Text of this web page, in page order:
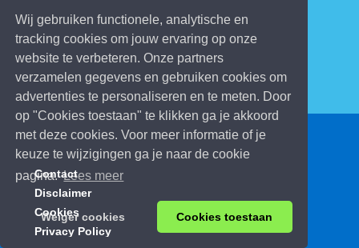
Wij gebruiken functionele, analytische en
tracking cookies om jouw ervaring op onze
website te verbeteren. Onze partners
verzamelen gegevens en gebruiken cookies om
advertenties te personaliseren en te meten. Door
op "Cookies toestaan" te klikken ga je akkoord
met deze cookies. Voor meer informatie of je
keuze te wijzigingen ga je naar de cookie
pagina.Lees meer
Weiger cookies Cookies toestaan
© 2026 Kinderspelletjes.be
Contact
Disclaimer
Cookies
Privacy Policy